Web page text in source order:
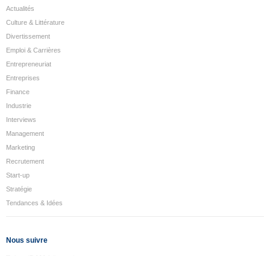
Actualités
Culture & Littérature
Divertissement
Emploi & Carrières
Entrepreneuriat
Entreprises
Finance
Industrie
Interviews
Management
Marketing
Recrutement
Start-up
Stratégie
Tendances & Idées
Nous suivre